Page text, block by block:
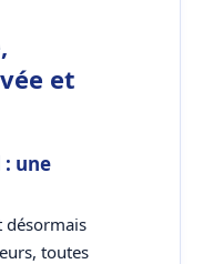
et
une
désormais
toutes